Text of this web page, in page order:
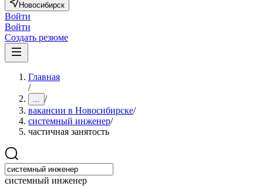
Новосибирск
Войти
Войти
Создать резюме
Главная
/
... /
вакансии в Новосибирске/
системный инженер/
частичная занятость
системный инженер